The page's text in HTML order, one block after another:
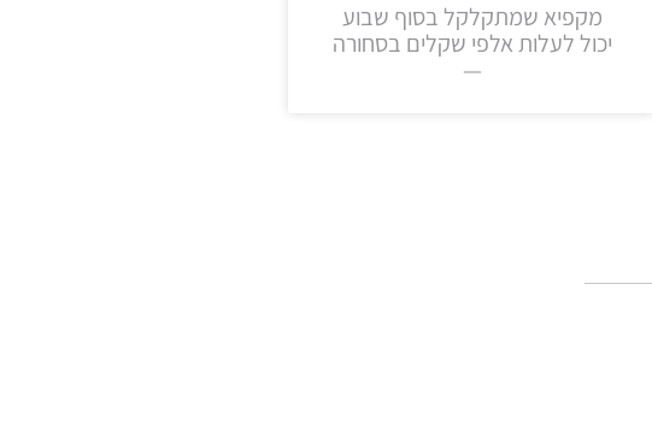
מקפיא שמתקלקל בסוף שבוע
יכול לעלות אלפי שקלים בסחורה
—